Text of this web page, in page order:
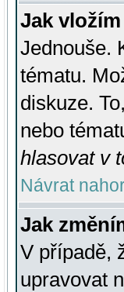
Jak
Jednouše.
tématu.
diskuze.
nebo
hlasovat v
Návrat
Jak
V případě,
upravovat